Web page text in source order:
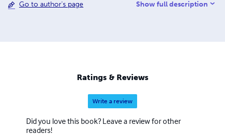
Novitalia, I miei angeli con la coda, I ribelli di Las Gaviotas,
mito, inganno o necessità?, Noi, italiani all'estero, L'Altra
Go to author's page Show full description
Ratings & Reviews
Write a review
Did you love this book? Leave a review for other
readers!